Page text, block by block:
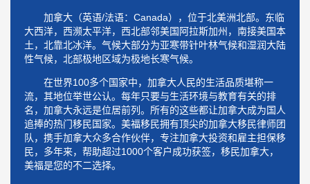
加拿大（英语/法语：Canada），位于北美洲北部。东临
大西洋，西濒太平洋，西北部邻美国阿拉斯加州，南接美国本
土，北靠北冰洋。气候大部分为亚寒带针叶林气候和湿润大陆
性气候，北部极地区域为极地长寒气候。
在世界100多个国家中，加拿大人民的生活品质堪称一
流，其地位举世公认。每年只要与生活环境与教育有关的排
名，加拿大永远是位居前列。所有的这些都让加拿大成为国人
追捧的热门移民国家。美福移民拥有顶尖的加拿大移民律师团
队，携手加拿大众多合作伙伴，专注加拿大投资和雇主担保移
民，多年来，帮助超过1000个客户成功获签，移民加拿大，
美福是您的不二选择。